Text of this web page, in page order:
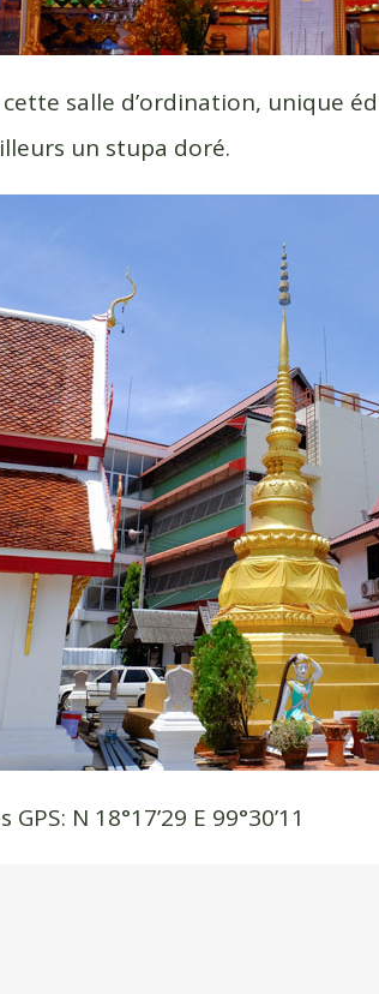
salle d’ordination, unique
un stupa doré.
N 18°17’29 E 99°30’11